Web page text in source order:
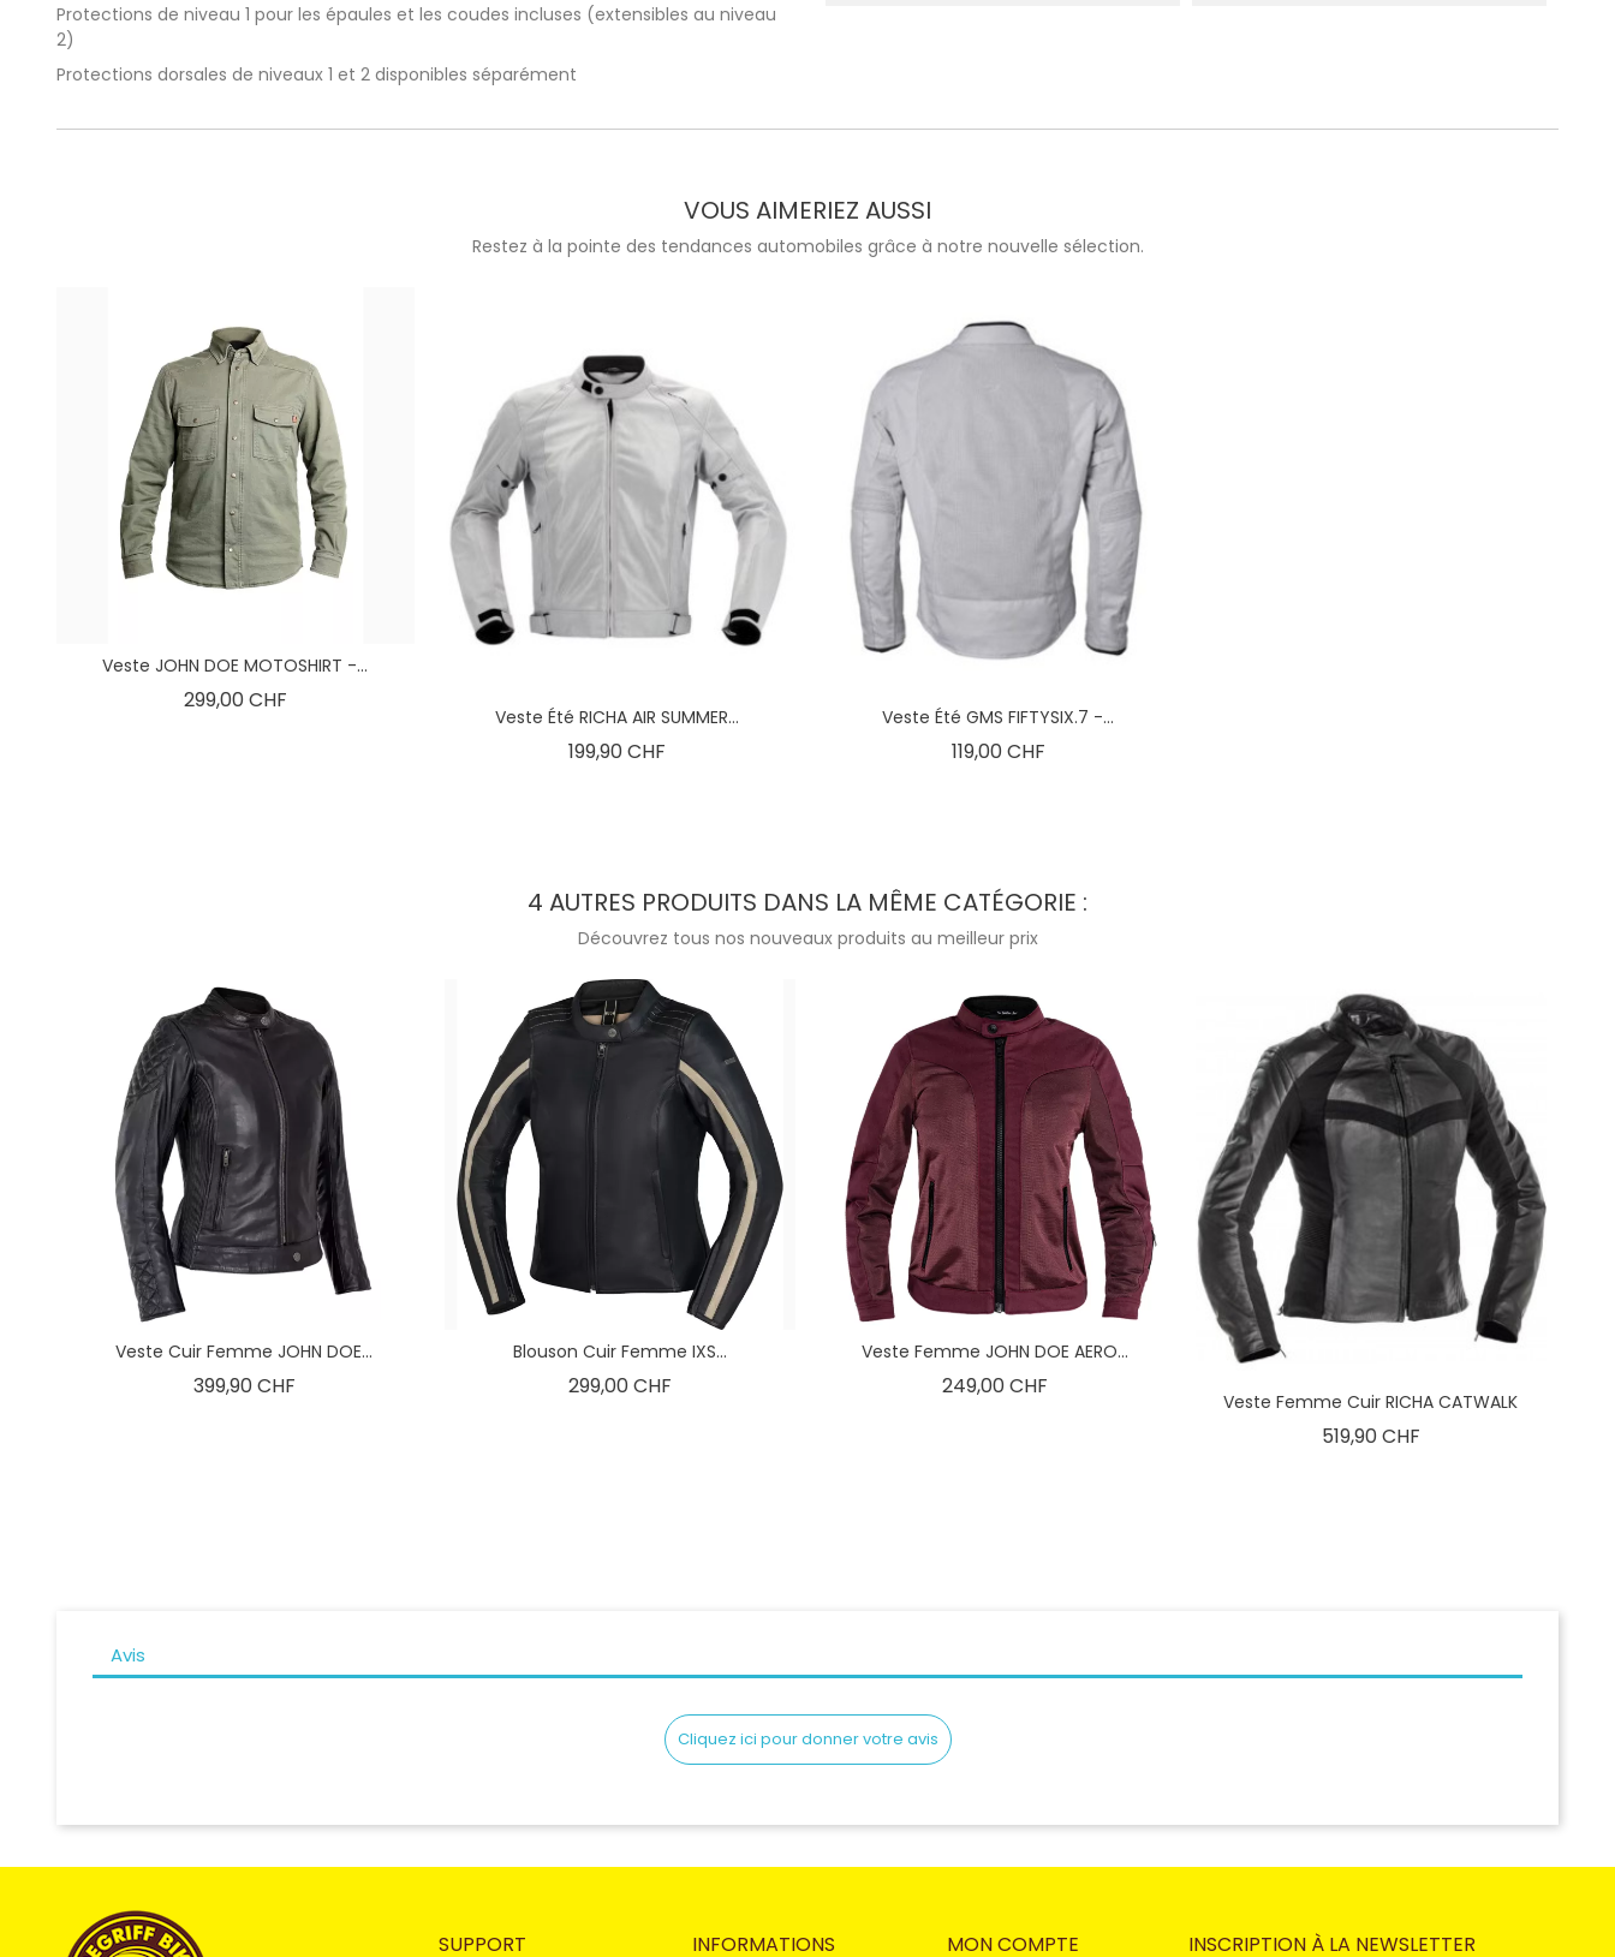
Protections de niveau 1 pour les épaules et les coudes incluses (extensibles au niveau
2)
Protections dorsales de niveaux 1 et 2 disponibles séparément
VOUS AIMERIEZ AUSSI
Restez à la pointe des tendances automobiles grâce à notre nouvelle sélection.
Veste JOHN DOE MOTOSHIRT -...
299,00 CHFPrix
Veste Été RICHA AIR SUMMER...
199,90 CHFPrix
Veste Été GMS FIFTYSIX.7 -...
119,00 CHFPrix
4 AUTRES PRODUITS DANS LA MÊME CATÉGORIE :
Découvrez tous nos nouveaux produits au meilleur prix
Veste Cuir Femme JOHN DOE...
399,90 CHFPrix
Blouson Cuir Femme IXS...
299,00 CHFPrix
Veste Femme JOHN DOE AERO...
249,00 CHF
Veste Femme Cuir RICHA CATWALK
519,90 CHFPrix
Avis
Cliquez ici pour donner votre avis
SUPPORT INFORMATIONS MON COMPTE INSCRIPTION À LA NEWSLETTER